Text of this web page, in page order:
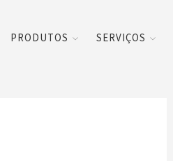
PRODUTOS SERVIÇOS